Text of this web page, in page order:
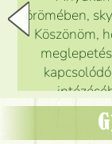
örömében,
Köszönöm,